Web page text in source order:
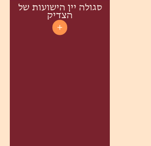
סגולה יין הישועות של
הצדיק